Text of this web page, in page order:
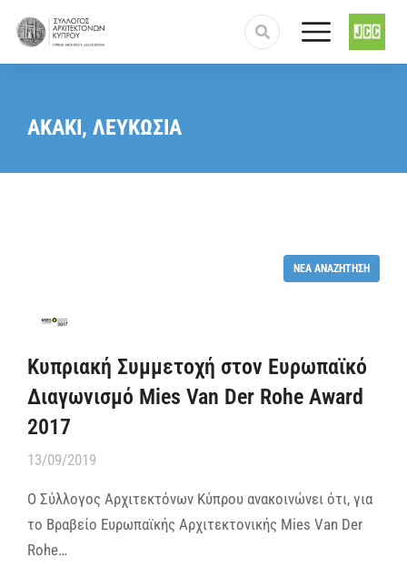
ΑΚΑΚΙ, ΛΕΥΚΩΣΙΑ
ΝΈΑ ΑΝΑΖΉΤΗΣΗ
Κυπριακή Συμμετοχή στον Ευρωπαϊκό
Διαγωνισμό Mies Van Der Rohe Award
2017
13/09/2019
Ο Σύλλογος Αρχιτεκτόνων Κύπρου ανακοινώνει ότι, για
το Βραβείο Ευρωπαϊκής Αρχιτεκτονικής Mies Van Der
Rohe…